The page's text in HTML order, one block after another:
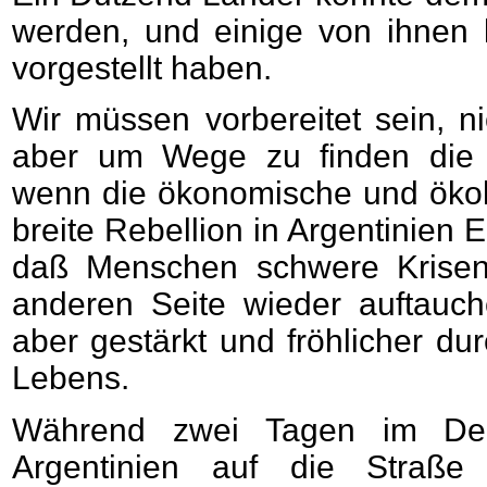
werden, und einige von
vorgestellt haben.
Wir müssen vorbereitet sein,
aber um Wege zu finden die
wenn die ökonomische und
breite Rebellion in Argentinien
daß Menschen schwere
anderen Seite wieder
aber gestärkt und fröhlicher
Lebens.
Während zwei Tagen im
Argentinien auf die